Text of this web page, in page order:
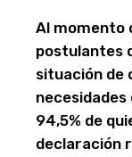
Al momento
postulantes
situación de
necesidades
94,5% de
declaración